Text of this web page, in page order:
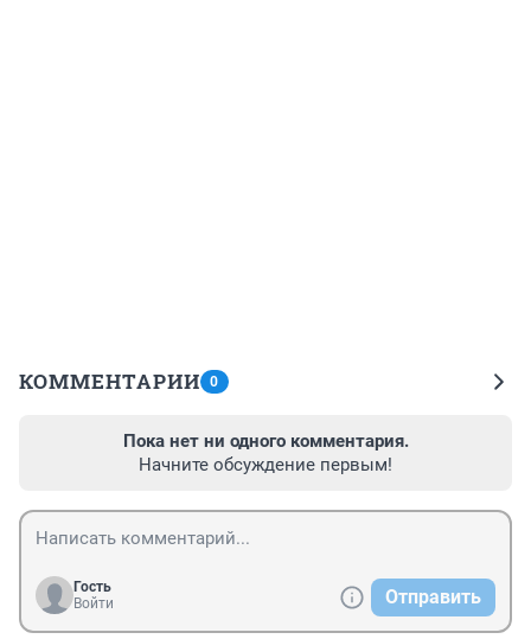
КОММЕНТАРИИ 0
Пока нет ни одного комментария.
Начните обсуждение первым!
Гость
Войти
Отправить